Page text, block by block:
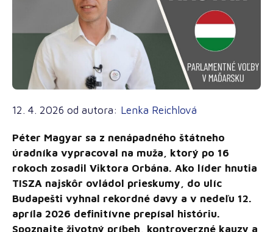
12. 4. 2026 od autora: Lenka Reichlová
Péter Magyar sa z nenápadného štátneho
úradníka vypracoval na muža, ktorý po 16
rokoch zosadil Viktora Orbána. Ako líder hnutia
TISZA najskôr ovládol prieskumy, do ulíc
Budapešti vyhnal rekordné davy a v nedeľu 12.
apríla 2026 definitívne prepísal históriu.
Spoznajte životný príbeh, kontroverzné kauzy a